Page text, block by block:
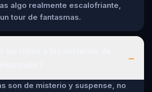
algo realmente escalofriante,
tour de fantasmas.
–
son de misterio y suspense, no